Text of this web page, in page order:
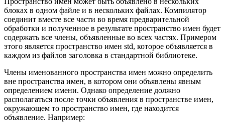
блоках в одном файле и в нескольких файлах. Компилятор
соединит вместе все части во время предварительной
обработки и полученное в результате пространство имен будет
содержать все члены, объявленные во всех частях. Примером
этого является пространство имен std, которое объявляется в
каждом из файлов заголовка в стандартной библиотеке.
Члены именованного пространства имен можно определить
вне пространства имен, в котором они объявлены явным
определением имени. Однако определение должно
располагаться после точки объявления в пространстве имен,
окружающем то пространство имен, где находится
объявление. Например: